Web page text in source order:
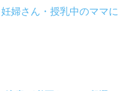
婦さん・授乳中のママに